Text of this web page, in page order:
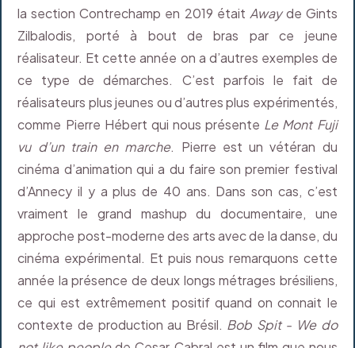
la section Contrechamp en 2019 était Awayde Gints
Zilbalodis, porté à bout de bras par ce jeune
réalisateur. Et cette année on a d’autres exemples de
ce type de démarches. C’est parfois le fait de
réalisateurs plus jeunes ou d’autres plus expérimentés,
comme Pierre Hébert qui nous présente Le Mont Fuji
vu d’un train en marche. Pierre est un vétéran du
cinéma d’animation qui a du faire son premier festival
d’Annecy il y a plus de 40 ans. Dans son cas, c’est
vraiment le grand mashup du documentaire, une
approche post-moderne des arts avec de la danse, du
cinéma expérimental. Et puis nous remarquons cette
année la présence de deux longs métrages brésiliens,
ce qui est extrêmement positif quand on connait le
contexte de production au Brésil. Bob Spit - We do